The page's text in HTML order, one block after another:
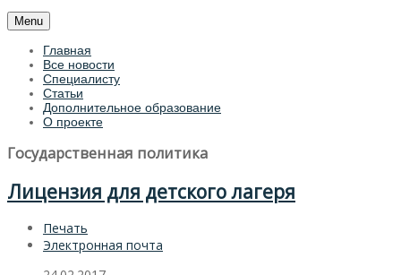
Menu
Главная
Все новости
Специалисту
Статьи
Дополнительное образование
О проекте
Государственная политика
Лицензия для детского лагеря
Печать
Электронная почта